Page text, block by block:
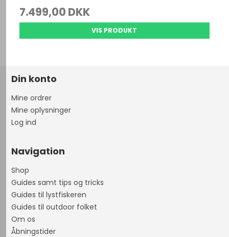
7.499,00 DKK
VIS PRODUKT
Din konto
Mine ordrer
Mine oplysninger
Log ind
Navigation
Shop
Guides samt tips og tricks
Guides til lystfiskeren
Guides til outdoor folket
Om os
Åbningstider